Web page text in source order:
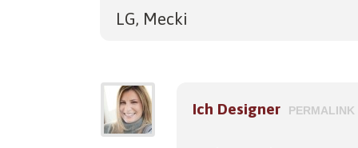
LG, Mecki
Ich Designer PERMALINK